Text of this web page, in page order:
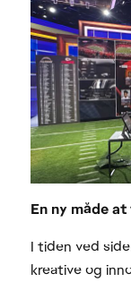
En ny måde
I tiden ved
kreative og